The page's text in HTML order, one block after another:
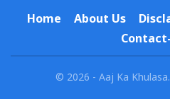
Home About Us
© 2026 - Aaj Ka